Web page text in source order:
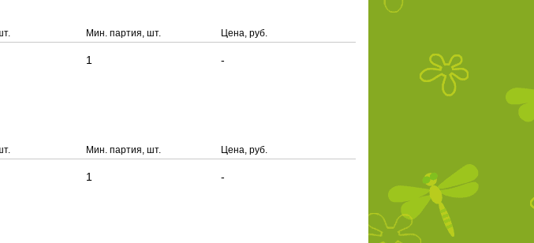
Мин. партия, шт. Цена, руб.
1 -
Мин. партия, шт. Цена, руб.
1 -